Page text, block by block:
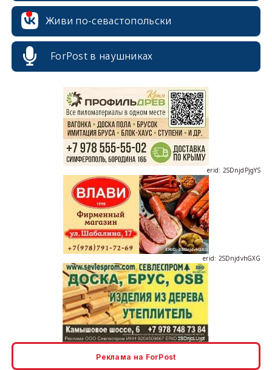
Живи по-севастопольски
ForPost в наушниках
erid: 2SDnjdPjgYS
erid: 2SDnjdvhGXG
erid: 2SDnjcLUypt
Реклама на ForPost